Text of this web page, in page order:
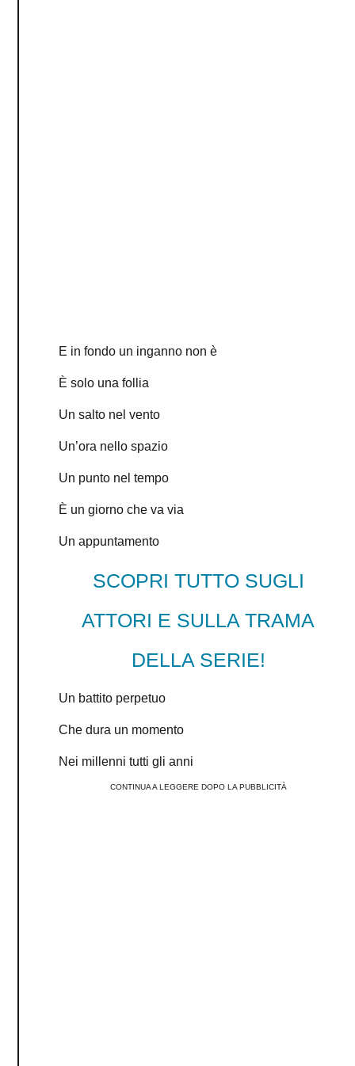
E in fondo un inganno non è
È solo una follia
Un salto nel vento
Un’ora nello spazio
Un punto nel tempo
È un giorno che va via
Un appuntamento
SCOPRI TUTTO SUGLI
ATTORI E SULLA TRAMA
DELLA SERIE!
Un battito perpetuo
Che dura un momento
Nei millenni tutti gli anni
CONTINUA A LEGGERE DOPO LA PUBBLICITÀ